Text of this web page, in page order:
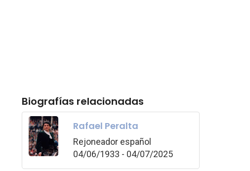
Biografías relacionadas
Rafael Peralta
Rejoneador español
04/06/1933 - 04/07/2025